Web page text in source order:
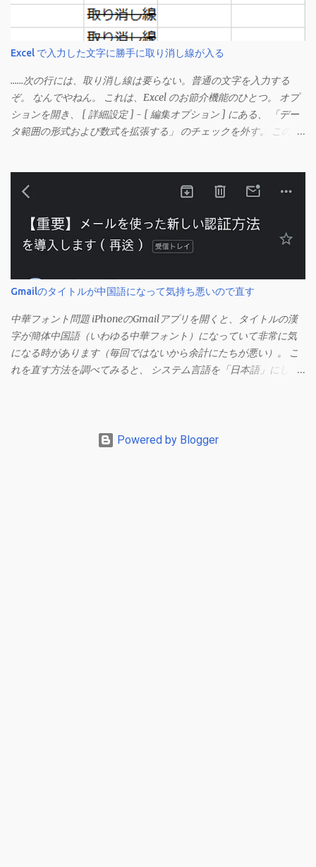
Excel で入力した文字に勝手に取り消し線が入る
……次の行には、取り消し線は要らない。普通の文字を入力する
ぞ。 なんでやねん。 これは、Excel のお節介機能のひとつ。 オプ
ションを開き、 [ 詳細設定 ] - [ 編集オプション ] にある、 「デー
タ範囲の形式および数式を拡張する」 のチェックを外す。 この機
うです。 このオプションを解除して、他のセル（取り消し線の書
式がないセル）をコピーしてから、もう一度入力してみます。 今
度は大丈夫です。 Mac の場合、画面上部にあるメニューの
「Excel」をクリックして環境設定を開きます（「command + ,
（カンマ）」 でも開きます）。 「編集」を開きます。 「編集オプ
Gmailのタイトルが中国語になって気持ち悪いので直す
中華フォント問題 iPhoneのGmailアプリを開くと、タイトルの漢
字が簡体中国語（いわゆる中華フォント）になっていて非常に気
になる時があります（毎回ではないから余計にたちが悪い）。 こ
れを直す方法を調べてみると、 システム言語を「日本語」にしろ
い。 アプリのバグ？ で中華フォントを直す メール一覧からメニュ
Powered by Blogger